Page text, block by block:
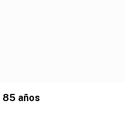
85 años